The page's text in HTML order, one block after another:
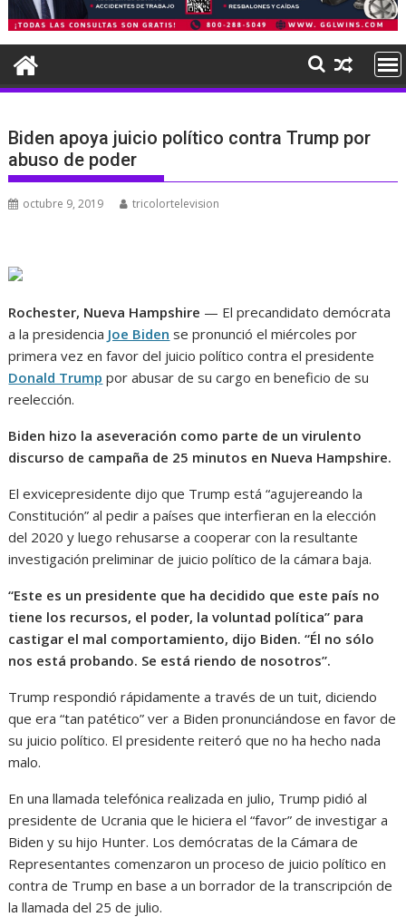
Biden apoya juicio político contra Trump por
abuso de poder
octubre 9, 2019 tricolortelevision
Rochester, Nueva Hampshire — El precandidato demócrata
a la presidencia Joe Biden se pronunció el miércoles por
primera vez en favor del juicio político contra el presidente
Donald Trump por abusar de su cargo en beneficio de su
reelección.
Biden hizo la aseveración como parte de un virulento
discurso de campaña de 25 minutos en Nueva Hampshire.
El exvicepresidente dijo que Trump está “agujereando la
Constitución” al pedir a países que interfieran en la elección
del 2020 y luego rehusarse a cooperar con la resultante
investigación preliminar de juicio político de la cámara baja.
“Este es un presidente que ha decidido que este país no
tiene los recursos, el poder, la voluntad política” para
castigar el mal comportamiento, dijo Biden. “Él no sólo
nos está probando. Se está riendo de nosotros”.
Trump respondió rápidamente a través de un tuit, diciendo
que era “tan patético” ver a Biden pronunciándose en favor de
su juicio político. El presidente reiteró que no ha hecho nada
malo.
En una llamada telefónica realizada en julio, Trump pidió al
presidente de Ucrania que le hiciera el “favor” de investigar a
Biden y su hijo Hunter. Los demócratas de la Cámara de
Representantes comenzaron un proceso de juicio político en
contra de Trump en base a un borrador de la transcripción de
la llamada del 25 de julio.